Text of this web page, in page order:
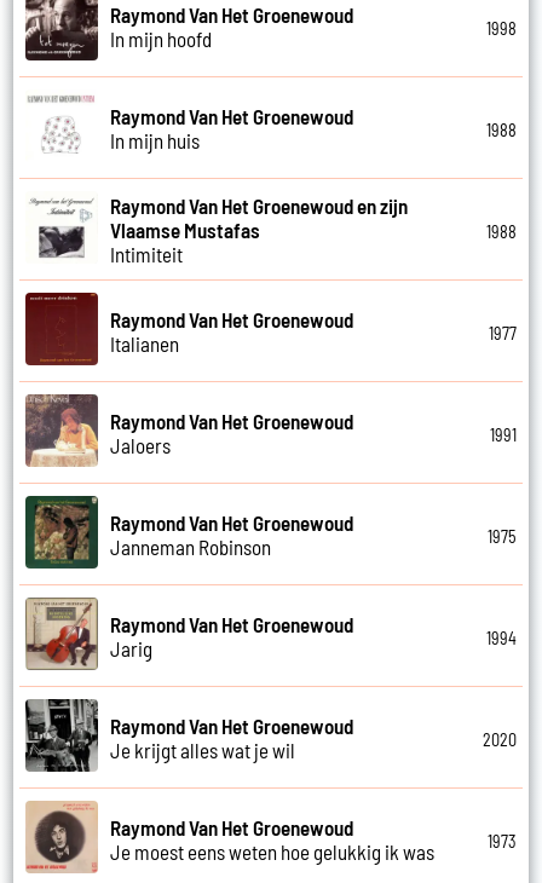
Raymond Van Het Groenewoud
In mijn hoofd
1998
Raymond Van Het Groenewoud
In mijn huis
1988
Raymond Van Het Groenewoud en zijn
Vlaamse Mustafas
Intimiteit
1988
Raymond Van Het Groenewoud
Italianen
1977
Raymond Van Het Groenewoud
Jaloers
1991
Raymond Van Het Groenewoud
Janneman Robinson
1975
Raymond Van Het Groenewoud
Jarig
1994
Raymond Van Het Groenewoud
Je krijgt alles wat je wil
2020
Raymond Van Het Groenewoud
Je moest eens weten hoe gelukkig ik was
1973